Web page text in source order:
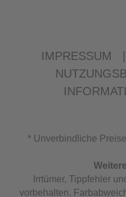
IMPRESSUM
* Unverbindliche
Irrtümer, Tippfehler
vorbehalten.